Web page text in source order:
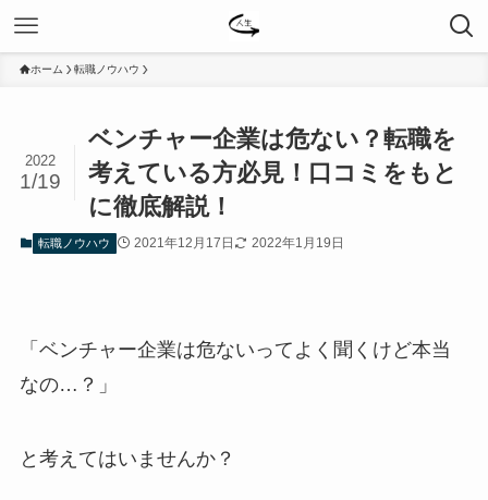
ホーム 転職ノウハウ
ベンチャー企業は危ない？転職を
考えている方必見！口コミをもと
に徹底解説！
2022
1/19
転職ノウハウ 2021年12月17日 2022年1月19日
「ベンチャー企業は危ないってよく聞くけど本当
なの…？」
と考えてはいませんか？